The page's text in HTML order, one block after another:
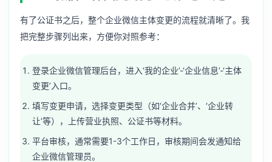
有了公证书之后，整个企业微信主体变更的流程就清晰了。我
把完整步骤列出来，方便你对照参考：
登录企业微信管理后台，进入‘我的企业’-‘企业信息’-‘主体
变更’入口。
填写变更申请，选择变更类型（如‘企业合并’、‘企业转
让’等），上传营业执照、公证书等材料。
平台审核，通常需要1-3个工作日，审核期间会发通知给
企业微信管理员。